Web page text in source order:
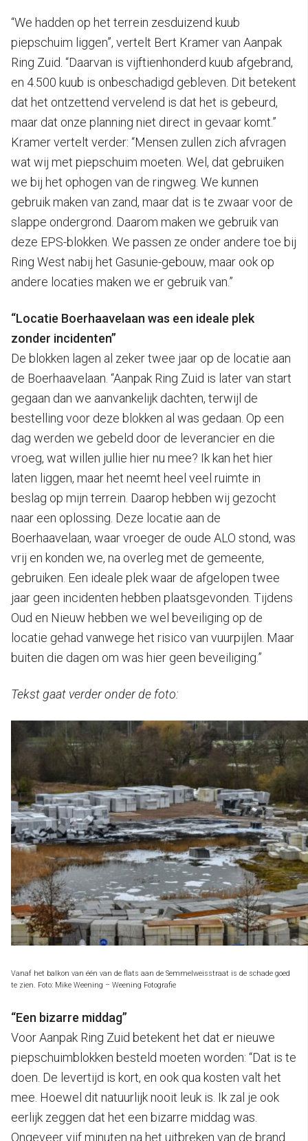
“We hadden op het terrein zesduizend kuub
piepschuim liggen”, vertelt Bert Kramer van Aanpak
Ring Zuid. “Daarvan is vijftienhonderd kuub afgebrand,
en 4.500 kuub is onbeschadigd gebleven. Dit betekent
dat het ontzettend vervelend is dat het is gebeurd,
maar dat onze planning niet direct in gevaar komt.”
Kramer vertelt verder: “Mensen zullen zich afvragen
wat wij met piepschuim moeten. Wel, dat gebruiken
we bij het ophogen van de ringweg. We kunnen
gebruik maken van zand, maar dat is te zwaar voor de
slappe ondergrond. Daarom maken we gebruik van
deze EPS-blokken. We passen ze onder andere toe bij
Ring West nabij het Gasunie-gebouw, maar ook op
andere locaties maken we er gebruik van.”
“Locatie Boerhaavelaan was een ideale plek
zonder incidenten”
De blokken lagen al zeker twee jaar op de locatie aan
de Boerhaavelaan. “Aanpak Ring Zuid is later van start
gegaan dan we aanvankelijk dachten, terwijl de
bestelling voor deze blokken al was gedaan. Op een
dag werden we gebeld door de leverancier en die
vroeg, wat willen jullie hier nu mee? Ik kan het hier
laten liggen, maar het neemt heel veel ruimte in
beslag op mijn terrein. Daarop hebben wij gezocht
naar een oplossing. Deze locatie aan de
Boerhaavelaan, waar vroeger de oude ALO stond, was
vrij en konden we, na overleg met de gemeente,
gebruiken. Een ideale plek waar de afgelopen twee
jaar geen incidenten hebben plaatsgevonden. Tijdens
Oud en Nieuw hebben we wel beveiliging op de
locatie gehad vanwege het risico van vuurpijlen. Maar
buiten die dagen om was hier geen beveiliging.”
Tekst gaat verder onder de foto:
Vanaf het balkon van één van de flats aan de Semmelweisstraat is de schade goed
te zien. Foto: Mike Weening – Weening Fotografie
“Een bizarre middag”
Voor Aanpak Ring Zuid betekent het dat er nieuwe
piepschuimblokken besteld moeten worden: “Dat is te
doen. De levertijd is kort, en ook qua kosten valt het
mee. Hoewel dit natuurlijk nooit leuk is. Ik zal je ook
eerlijk zeggen dat het een bizarre middag was.
Ongeveer vijf minuten na het uitbreken van de brand